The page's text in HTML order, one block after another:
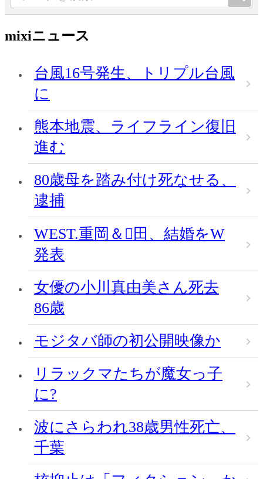
mixiニュース
台風16号発生、トリプル台風
に
熊本地震、ライフライン復旧
進む
80歳母を踏み付け死なせる、
逮捕
WEST.重岡＆田、結婚をW
発表
女優の小川真由美さん死去
86歳
モジタバ師の初公開映像か
リラックマたちが魔女っ子
に?
波にさらわれ38歳男性死亡、
千葉